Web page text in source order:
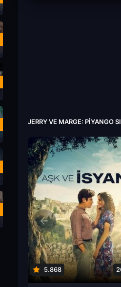
JERRY VE MARGE: PIYANGO
5.868